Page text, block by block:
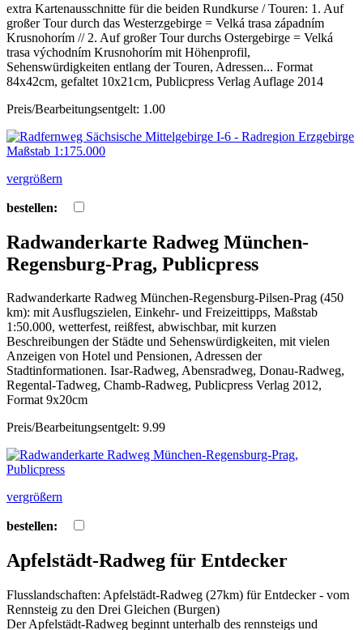
extra Kartenausschnitte für die beiden Rundkurse / Touren: 1. Auf
großer Tour durch das Westerzgebirge = Velká trasa západním
Krusnohorím // 2. Auf großer Tour durchs Ostergebirge = Velká
trasa východním Krusnohorím mit Höhenprofil,
Sehenswürdigkeiten entlang der Touren, Adressen... Format
84x42cm, gefaltet 10x21cm, Publicpress Verlag Auflage 2014
Preis/Bearbeitungsentgelt: 1.00
vergrößern
bestellen:
Radwanderkarte Radweg München-
Regensburg-Prag, Publicpress
Radwanderkarte Radweg München-Regensburg-Pilsen-Prag (450
km): mit Ausflugszielen, Einkehr- und Freizeittipps, Maßstab
1:50.000, wetterfest, reißfest, abwischbar, mit kurzen
Beschreibungen der Städte und Sehenswürdigkeiten, mit vielen
Anzeigen von Hotel und Pensionen, Adressen der
Stadtinformationen. Isar-Radweg, Abensradweg, Donau-Radweg,
Regental-Tadweg, Chamb-Radweg, Publicpress Verlag 2012,
Format 9x20cm
Preis/Bearbeitungsentgelt: 9.99
vergrößern
bestellen:
Apfelstädt-Radweg für Entdecker
Flusslandschaften: Apfelstädt-Radweg (27km) für Entdecker - vom
Rennsteig zu den Drei Gleichen (Burgen)
Der Apfelstädt-Radweg beginnt unterhalb des rennsteigs und